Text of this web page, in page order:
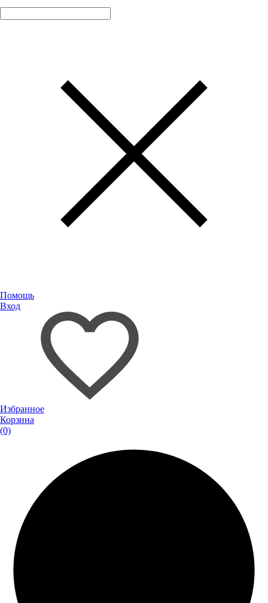
Помощь
Вход
Избранное
Корзина
(0)